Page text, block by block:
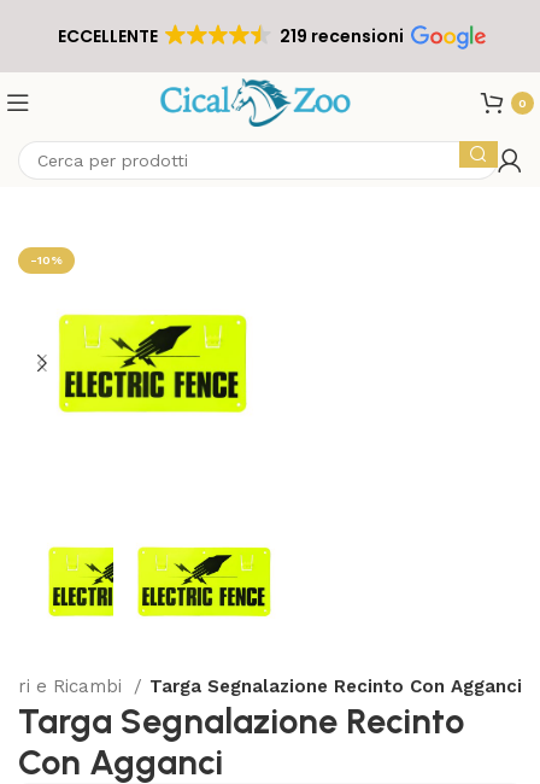
ECCELLENTE 219 recensioni
0
-10%
e Ricambi Targa Segnalazione Recinto Con Agganci
Targa Segnalazione Recinto
Con Agganci